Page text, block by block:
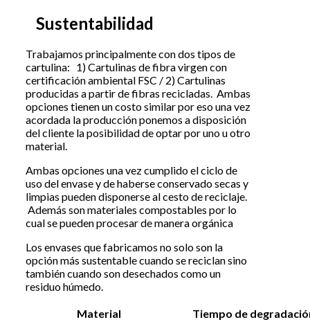
Sustentabilidad
Trabajamos principalmente con dos tipos de
cartulina: 1) Cartulinas de fibra virgen con
certificación ambiental FSC / 2) Cartulinas
producidas a partir de fibras recicladas. Ambas
opciones tienen un costo similar por eso una vez
acordada la producción ponemos a disposición
del cliente la posibilidad de optar por uno u otro
material.
Ambas opciones una vez cumplido el ciclo de
uso del envase y de haberse conservado secas y
limpias pueden disponerse al cesto de reciclaje.
Además son materiales compostables por lo
cual se pueden procesar de manera orgánica
Los envases que fabricamos no solo son la
opción más sustentable cuando se reciclan sino
también cuando son desechados como un
residuo húmedo.
Material Tiempo de